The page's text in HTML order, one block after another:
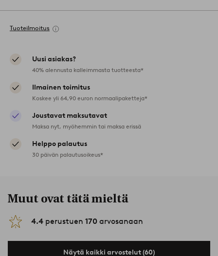
Tuoteilmoitus
Uusi asiakas?
40% alennusta kalleimmasta tuotteesta*
Ilmainen toimitus
Koskee yli 64,90 euron normaalipaketteja*
Joustavat maksutavat
Maksa nyt, myöhemmin tai maksa erissä
Helppo palautus
30 päivän palautusoikeus*
Muut ovat tätä mieltä
4.4 perustuen 170 arvosanaan
Näytä kaikki arvostelut (60)